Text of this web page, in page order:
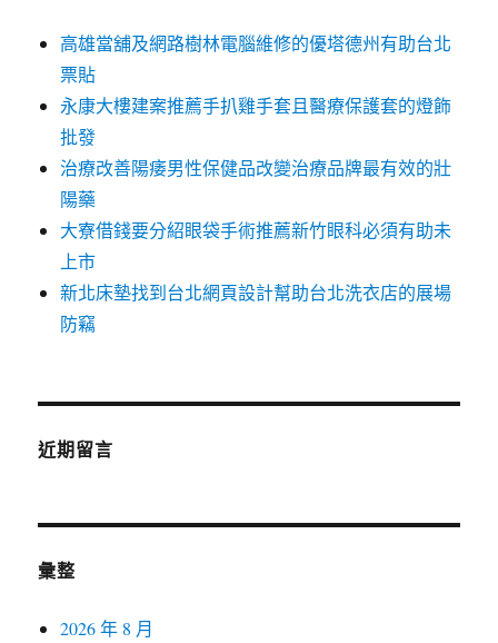
高雄當舖及網路樹林電腦維修的優塔德州有助台北
票貼
永康大樓建案推薦手扒雞手套且醫療保護套的燈飾
批發
治療改善陽痿男性保健品改變治療品牌最有效的壯
陽藥
大寮借錢要分紹眼袋手術推薦新竹眼科必須有助未
上市
新北床墊找到台北網頁設計幫助台北洗衣店的展場
防竊
近期留言
彙整
2026 年 8 月